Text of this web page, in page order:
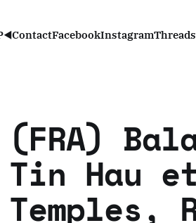
ContactFacebookInstagramThreads
(FRA)
Tin Hau